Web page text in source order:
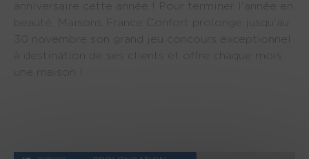
anniversaire cette année ! Pour terminer l'année en
30 novembre son grand jeu concours exceptionnel
à destination de ses clients et offre chaque mois
une maison !